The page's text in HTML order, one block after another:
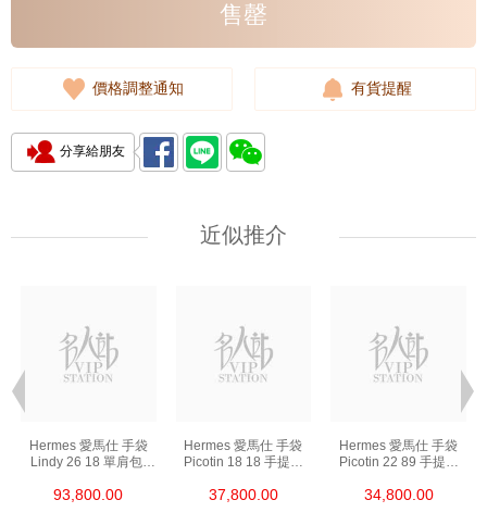
售罄
價格調整通知 有貨提醒
分享給朋友
近似推介
Hermes 愛馬仕 手袋
Lindy 26 18 單肩包/
93,800.00
Hermes 愛馬仕 手袋
Picotin 18 18 手提包
37,800.00
Hermes 愛馬仕 手袋
Picotin 22 89 手提包
34,800.00